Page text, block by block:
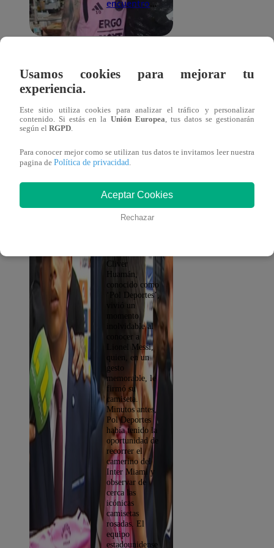
encuentro
con ‘Quico’:
“Admiración
absoluta” |
El elogio de
Lionel Messi
en la Casa
se viralizó
Deportes
Pol Deportes
cumple su
firmó su
camiseta |
VIDEO
Cliver
Huamán,
conocido como
‘Pol Deportes’,
vivió un
momento
inolvidable al
conocer a
Lionel Messi,
quien, en un
gesto
memorable, le
firmó su
camiseta.
Minutos antes,
Pol Deportes
había tenido la
oportunidad de
recorrer el
camerino del
Inter Miami y
observar de
cerca las
icónicas
camisetas
rosadas. El
equipo
estadounidense
Usamos cookies para mejorar tu
experiencia.
Este sitio utiliza cookies para analizar el tráfico y personalizar
contenido. Si estás en la Unión Europea, tus datos se gestionarán
según el RGPD.
Para conocer mejor como se utilizan tus datos te invitamos leer nuestra
pagina de Política de privacidad.
Aceptar Cookies
Rechazar